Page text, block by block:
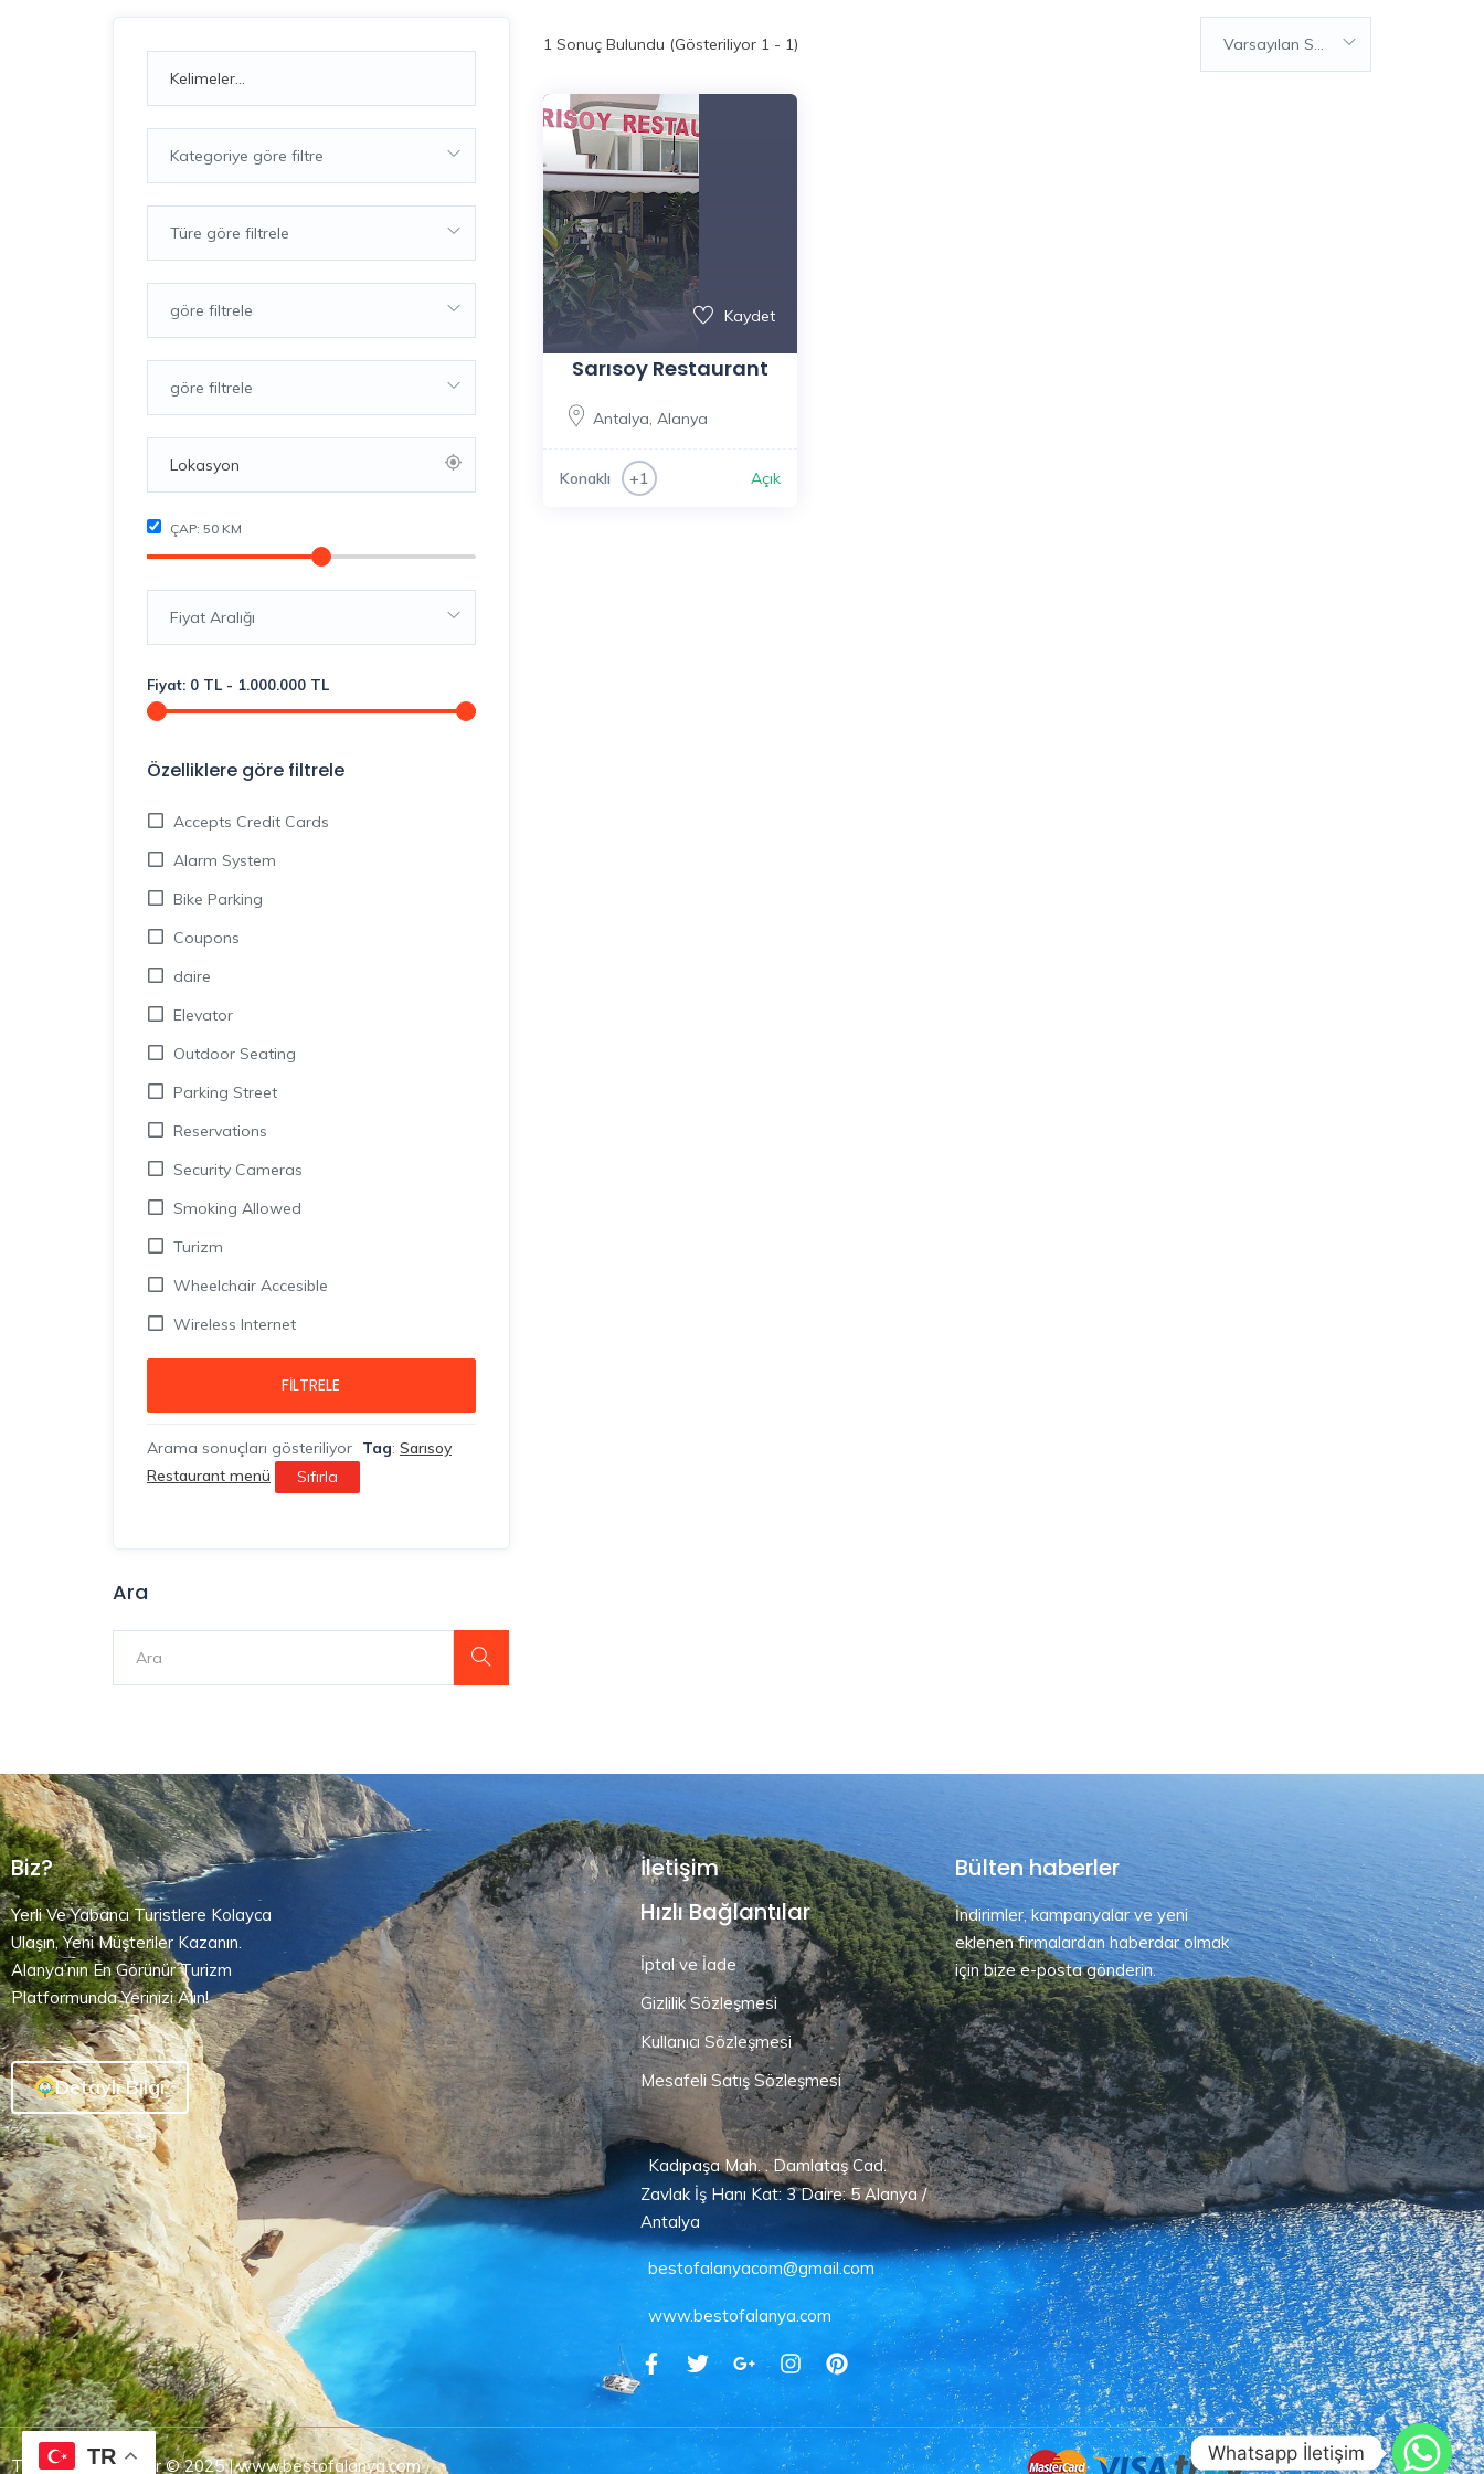
Kategoriye göre filtre
Türe göre filtrele
göre filtrele
göre filtrele
ÇAP: 50 KM
Fiyat Aralığı
Fiyat: 0 TL - 1.000.000 TL
Özelliklere göre filtrele
Accepts Credit Cards
Alarm System
Bike Parking
Coupons
daire
Elevator
Outdoor Seating
Parking Street
Reservations
Security Cameras
Smoking Allowed
Turizm
Wheelchair Accesible
Wireless Internet
FILTRELE
Arama sonuçları gösteriliyor Tag: Sarısoy
Restaurant menü
Sıfırla
Ara
1 Sonuç Bulundu (Gösteriliyor 1 - 1) Varsayılan Sıralama
Kaydet
Sarısoy Restaurant
Antalya, Alanya
Konaklı +1 Açık
Biz?
Yerli Ve Yabancı Turistlere Kolayca
Ulaşın, Yeni Müşteriler Kazanın.
Alanya’nın En Görünür Turizm
Platformunda Yerinizi Alın!
Detaylı Bilgi
İletişim
Hızlı Bağlantılar
İptal ve İade
Gizlilik Sözleşmesi
Kullanıcı Sözleşmesi
Mesafeli Satış Sözleşmesi
Kadıpaşa Mah. . Damlataş Cad.
Zavlak İş Hanı Kat: 3 Daire: 5 Alanya /
Antalya
bestofalanyacom@gmail.com
www.bestofalanya.com
Bülten haberler
İndirimler, kampanyalar ve yeni
eklenen firmalardan haberdar olmak
için bize e-posta gönderin.
Tüm Hakları Saklıdır © 2025 | www.bestofalanya.com
TR Whatsapp İletişim